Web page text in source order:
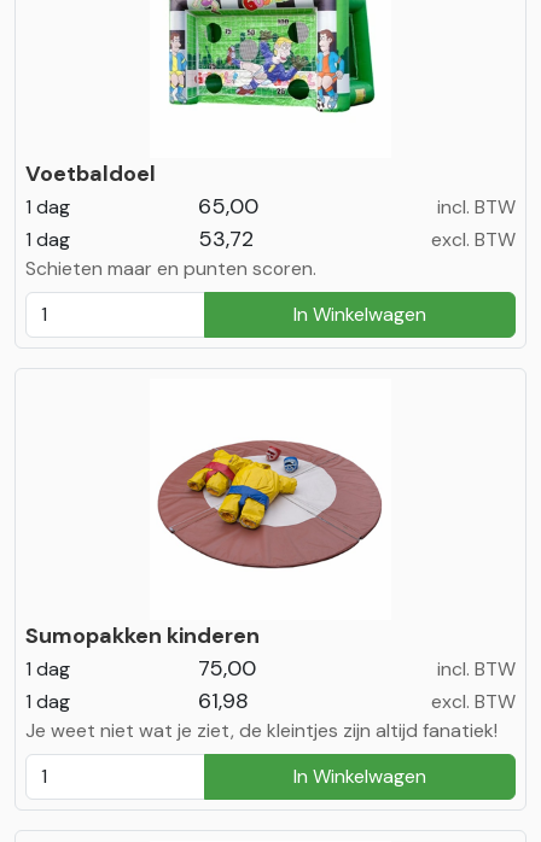
Voetbaldoel
1 dag 65,00
incl. BTW
1 dag
53,72
excl. BTW
Schieten maar en punten scoren.
In Winkelwagen
Sumopakken kinderen
1 dag 75,00
incl. BTW
1 dag
61,98
excl. BTW
Je weet niet wat je ziet, de kleintjes zijn altijd fanatiek!
In Winkelwagen